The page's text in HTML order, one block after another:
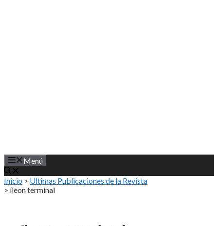
Menú
Inicio > Ultimas Publicaciones de la Revista
> íleon terminal